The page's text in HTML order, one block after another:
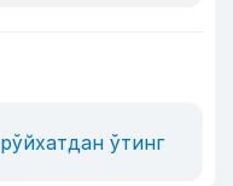
рўйхатдан ўтинг